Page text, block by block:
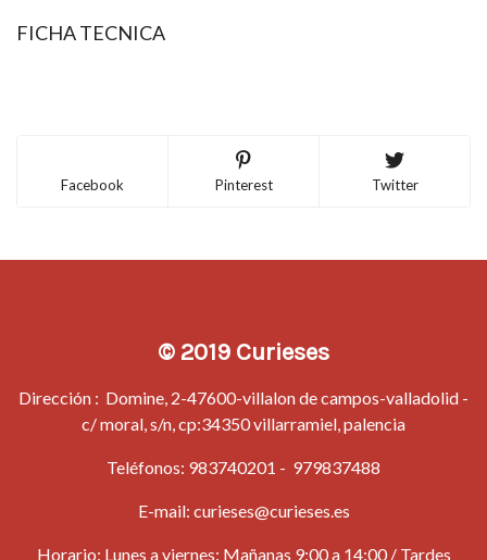
FICHA TECNICA
Facebook Pinterest Twitter
© 2019 Curieses
Dirección : Domine, 2-47600-villalon de campos-valladolid -
c/ moral, s/n, cp:34350 villarramiel, palencia
Teléfonos: 983740201 - 979837488
E-mail: curieses@curieses.es
Horario: Lunes a viernes: Mañanas 9:00 a 14:00 / Tardes